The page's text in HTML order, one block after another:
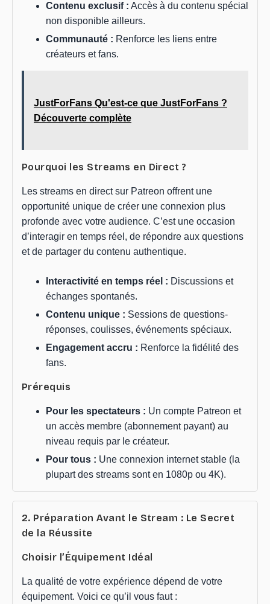
Contenu exclusif : Accès à du contenu spécial
non disponible ailleurs.
Communauté : Renforce les liens entre
créateurs et fans.
JustForFans Qu'est-ce que JustForFans ?
Découverte complète
Pourquoi les Streams en Direct ?
Les streams en direct sur Patreon offrent une
opportunité unique de créer une connexion plus
profonde avec votre audience. C’est une occasion
d’interagir en temps réel, de répondre aux questions
et de partager du contenu authentique.
Interactivité en temps réel : Discussions et
échanges spontanés.
Contenu unique : Sessions de questions-
réponses, coulisses, événements spéciaux.
Engagement accru : Renforce la fidélité des
fans.
Prérequis
Pour les spectateurs : Un compte Patreon et
un accès membre (abonnement payant) au
niveau requis par le créateur.
Pour tous : Une connexion internet stable (la
plupart des streams sont en 1080p ou 4K).
2. Préparation Avant le Stream : Le Secret
de la Réussite
Choisir l’Équipement Idéal
La qualité de votre expérience dépend de votre
équipement. Voici ce qu’il vous faut :